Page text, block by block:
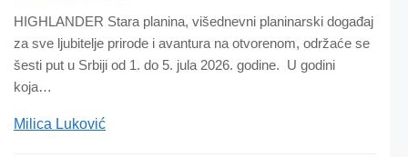
HIGHLANDER Stara planina, višednevni planinarski događaj
za sve ljubitelje prirode i avantura na otvorenom, održaće se
šesti put u Srbiji od 1. do 5. jula 2026. godine. U godini
koja…
Milica Luković